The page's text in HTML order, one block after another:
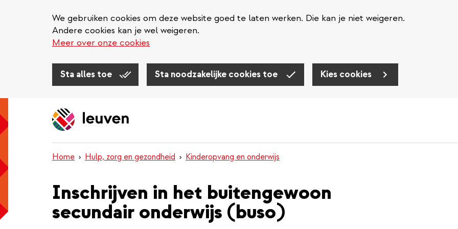
We gebruiken cookies om deze website goed te laten werken. Die kan je niet weigeren.
Andere cookies kan je wel weigeren.
Meer over onze cookies
Sta alles toe Sta noodzakelijke cookies toe Kies cookies
Home Hulp, zorg en gezondheid Kinderopvang en onderwijs
Inschrijven in het buitengewoon
secundair onderwijs (buso)